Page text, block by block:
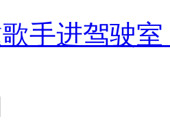
手进驾驶